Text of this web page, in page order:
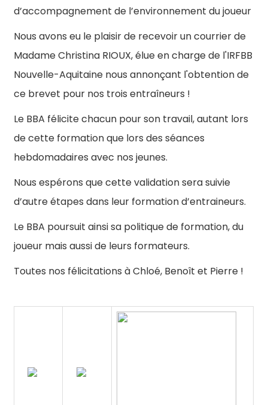
d’accompagnement de l’environnement du joueur
Nous avons eu le plaisir de recevoir un courrier de
Madame Christina RIOUX, élue en charge de l'IRFBB
Nouvelle-Aquitaine nous annonçant l'obtention de
ce brevet pour nos trois entraîneurs !
Le BBA félicite chacun pour son travail, autant lors
de cette formation que lors des séances
hebdomadaires avec nos jeunes.
Nous espérons que cette validation sera suivie
d’autre étapes dans leur formation d’entraineurs.
Le BBA poursuit ainsi sa politique de formation, du
joueur mais aussi de leurs formateurs.
Toutes nos félicitations à Chloé, Benoît et Pierre !